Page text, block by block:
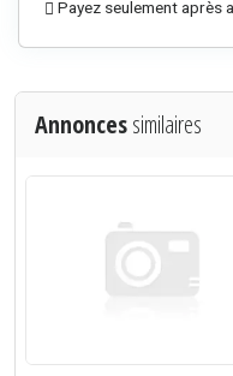
Payez seulement après
Annoncessimilaires